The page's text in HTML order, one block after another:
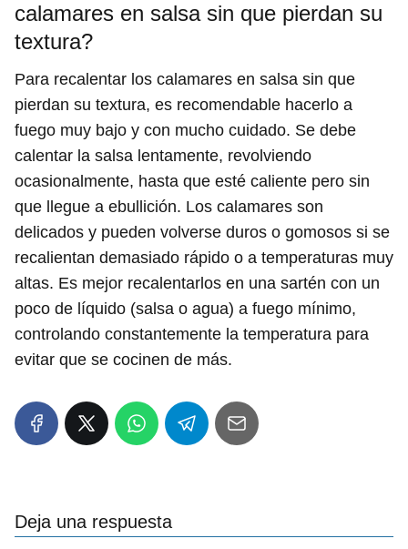
calamares en salsa sin que pierdan su
textura?
Para recalentar los calamares en salsa sin que
pierdan su textura, es recomendable hacerlo a
fuego muy bajo y con mucho cuidado. Se debe
calentar la salsa lentamente, revolviendo
ocasionalmente, hasta que esté caliente pero sin
que llegue a ebullición. Los calamares son
delicados y pueden volverse duros o gomosos si se
recalientan demasiado rápido o a temperaturas muy
altas. Es mejor recalentarlos en una sartén con un
poco de líquido (salsa o agua) a fuego mínimo,
controlando constantemente la temperatura para
evitar que se cocinen de más.
Deja una respuesta